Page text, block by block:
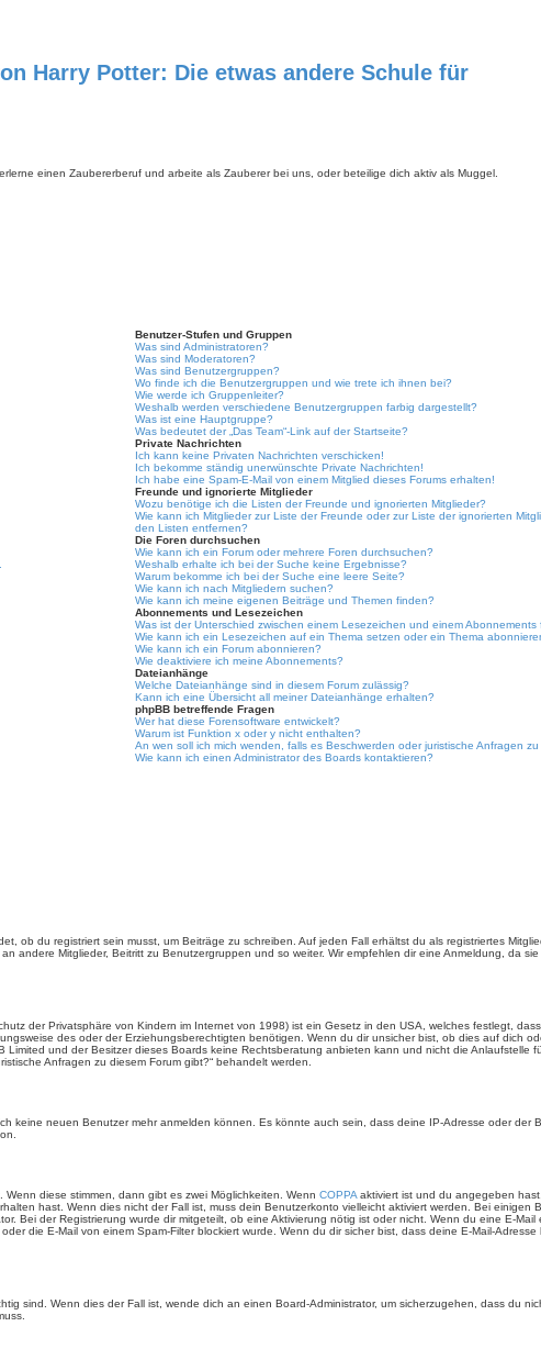
Harry Potter: Die etwas andere Schule für
einen Zaubererberuf und arbeite als Zauberer bei uns, oder beteilige dich aktiv als Muggel.
Benutzer-Stufen und Gruppen
Was sind Administratoren?
Was sind Moderatoren?
Was sind Benutzergruppen?
Wo finde ich die Benutzergruppen und wie trete ich ihnen bei?
Wie werde ich Gruppenleiter?
Weshalb werden verschiedene Benutzergruppen farbig dargestellt?
Was ist eine Hauptgruppe?
Was bedeutet der „Das Team“-Link auf der Startseite?
Private Nachrichten
Ich kann keine Privaten Nachrichten verschicken!
Ich bekomme ständig unerwünschte Private Nachrichten!
Ich habe eine Spam-E-Mail von einem Mitglied dieses Forums erhalten!
Freunde und ignorierte Mitglieder
Wozu benötige ich die Listen der Freunde und ignorierten Mitglieder?
Wie kann ich Mitglieder zur Liste der Freunde oder zur Liste der ignorierten
den Listen entfernen?
Die Foren durchsuchen
Wie kann ich ein Forum oder mehrere Foren durchsuchen?
Weshalb erhalte ich bei der Suche keine Ergebnisse?
Warum bekomme ich bei der Suche eine leere Seite?
Wie kann ich nach Mitgliedern suchen?
Wie kann ich meine eigenen Beiträge und Themen finden?
Abonnements und Lesezeichen
Was ist der Unterschied zwischen einem Lesezeichen und einem Abonnements
Wie kann ich ein Lesezeichen auf ein Thema setzen oder ein Thema
Wie kann ich ein Forum abonnieren?
Wie deaktiviere ich meine Abonnements?
Dateianhänge
Welche Dateianhänge sind in diesem Forum zulässig?
Kann ich eine Übersicht all meiner Dateianhänge erhalten?
phpBB betreffende Fragen
Wer hat diese Forensoftware entwickelt?
Warum ist Funktion x oder y nicht enthalten?
An wen soll ich mich wenden, falls es Beschwerden oder juristische Anfragen
Wie kann ich einen Administrator des Boards kontaktieren?
ob du registriert sein musst, um Beiträge zu schreiben. Auf jeden Fall erhältst du als registriertes
andere Mitglieder, Beitritt zu Benutzergruppen und so weiter. Wir empfehlen dir eine Anmeldung, da
der Privatsphäre von Kindern im Internet von 1998) ist ein Gesetz in den USA, welches festlegt,
des oder der Erziehungsberechtigten benötigen. Wenn du dir unsicher bist, ob dies auf dich
und der Besitzer dieses Boards keine Rechtsberatung anbieten kann und nicht die Anlaufstelle
Anfragen zu diesem Forum gibt?“ behandelt werden.
keine neuen Benutzer mehr anmelden können. Es könnte auch sein, dass deine IP-Adresse oder der
diese stimmen, dann gibt es zwei Möglichkeiten. Wenn COPPA aktiviert ist und du angegeben
hast. Wenn dies nicht der Fall ist, muss dein Benutzerkonto vielleicht aktiviert werden. Bei einigen
Bei der Registrierung wurde dir mitgeteilt, ob eine Aktivierung nötig ist oder nicht. Wenn du eine E-
die E-Mail von einem Spam-Filter blockiert wurde. Wenn du dir sicher bist, dass deine E-Mail-
sind. Wenn dies der Fall ist, wende dich an einen Board-Administrator, um sicherzugehen, dass du